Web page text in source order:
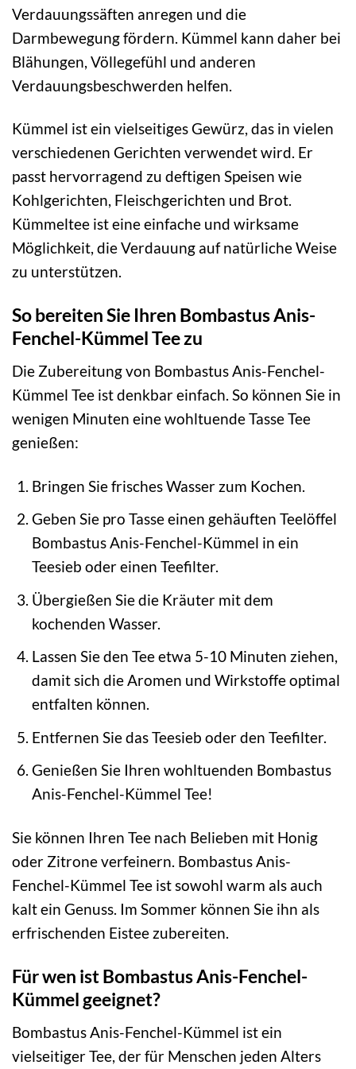
Verdauungssäften anregen und die
Darmbewegung fördern. Kümmel kann daher bei
Blähungen, Völlegefühl und anderen
Verdauungsbeschwerden helfen.
Kümmel ist ein vielseitiges Gewürz, das in vielen
verschiedenen Gerichten verwendet wird. Er
passt hervorragend zu deftigen Speisen wie
Kohlgerichten, Fleischgerichten und Brot.
Kümmeltee ist eine einfache und wirksame
Möglichkeit, die Verdauung auf natürliche Weise
zu unterstützen.
So bereiten Sie Ihren Bombastus Anis-
Fenchel-Kümmel Tee zu
Die Zubereitung von Bombastus Anis-Fenchel-
Kümmel Tee ist denkbar einfach. So können Sie in
wenigen Minuten eine wohltuende Tasse Tee
genießen:
Bringen Sie frisches Wasser zum Kochen.
Geben Sie pro Tasse einen gehäuften Teelöffel
Bombastus Anis-Fenchel-Kümmel in ein
Teesieb oder einen Teefilter.
Übergießen Sie die Kräuter mit dem
kochenden Wasser.
Lassen Sie den Tee etwa 5-10 Minuten ziehen,
damit sich die Aromen und Wirkstoffe optimal
entfalten können.
Entfernen Sie das Teesieb oder den Teefilter.
Genießen Sie Ihren wohltuenden Bombastus
Anis-Fenchel-Kümmel Tee!
Sie können Ihren Tee nach Belieben mit Honig
oder Zitrone verfeinern. Bombastus Anis-
Fenchel-Kümmel Tee ist sowohl warm als auch
kalt ein Genuss. Im Sommer können Sie ihn als
erfrischenden Eistee zubereiten.
Für wen ist Bombastus Anis-Fenchel-
Kümmel geeignet?
Bombastus Anis-Fenchel-Kümmel ist ein
vielseitiger Tee, der für Menschen jeden Alters